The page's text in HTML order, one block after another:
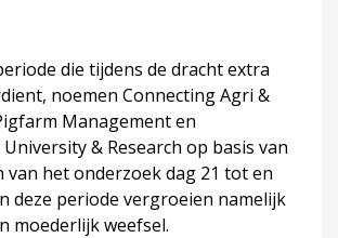
die tijdens de dracht extra
noemen Connecting Agri &
Management en
& Research op basis van
van het onderzoek dag 21 tot en
deze periode vergroeien namelijk
moederlijk weefsel.